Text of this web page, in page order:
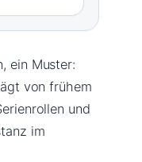
ein Muster:
von frühem
und
im